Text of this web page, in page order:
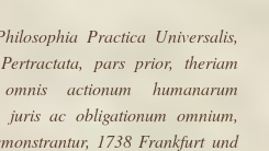
Practica Universalis,
pars prior, theriam
actionum humanarum
juris ac obligationum omnium,
1738 Frankfurt und